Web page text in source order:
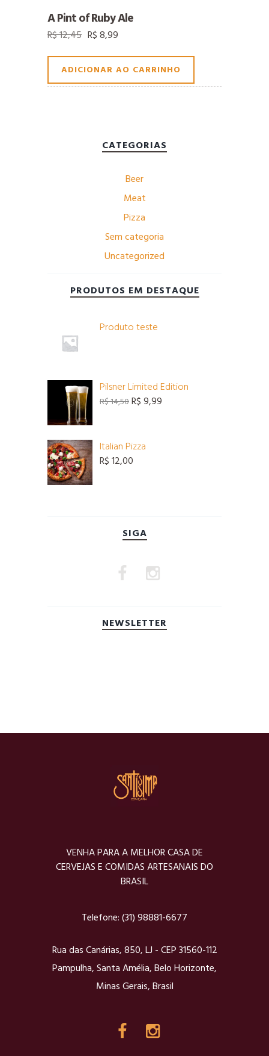
A Pint of Ruby Ale
R$12,45 O
original
era:
R$ 12,45.
R$8,99
atual
é:
R$ 8,99.
ADICIONAR AO CARRINHO
CATEGORIAS
Beer
Meat
Pizza
Sem categoria
Uncategorized
PRODUTOS EM DESTAQUE
Produto teste
Pilsner Limited Edition
R$14,50O
era:
R$ 14,50.
R$9,99
Italian Pizza
R$12,00
SIGA
NEWSLETTER
VENHA PARA A MELHOR CASA DE
CERVEJAS E COMIDAS ARTESANAIS DO
BRASIL
Telefone:(31) 98881-6677
Rua das Canárias, 850, LJ - CEP 31560-112
Pampulha, Santa Amélia, Belo Horizonte,
Minas Gerais, Brasil